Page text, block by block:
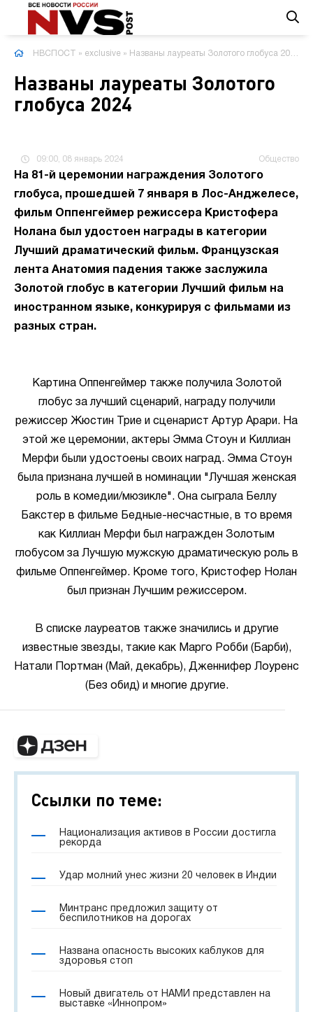
НВСПОСТ » exclusive » Названы лауреаты Золотого глобуса 2024
Названы лауреаты Золотого
глобуса 2024
09:00, 08 январь 2024 Общество
На 81-й церемонии награждения Золотого
глобуса, прошедшей 7 января в Лос-Анджелесе,
фильм Оппенгеймер режиссера Кристофера
Нолана был удостоен награды в категории
Лучший драматический фильм. Французская
лента Анатомия падения также заслужила
Золотой глобус в категории Лучший фильм на
иностранном языке, конкурируя с фильмами из
разных стран.
Картина Оппенгеймер также получила Золотой
глобус за лучший сценарий, награду получили
режиссер Жюстин Трие и сценарист Артур Арари. На
этой же церемонии, актеры Эмма Стоун и Киллиан
Мерфи были удостоены своих наград. Эмма Стоун
была признана лучшей в номинации "Лучшая женская
роль в комедии/мюзикле". Она сыграла Беллу
Бакстер в фильме Бедные-несчастные, в то время
как Киллиан Мерфи был награжден Золотым
глобусом за Лучшую мужскую драматическую роль в
фильме Оппенгеймер. Кроме того, Кристофер Нолан
был признан Лучшим режиссером.
В списке лауреатов также значились и другие
известные звезды, такие как Марго Робби (Барби),
Натали Портман (Май, декабрь), Дженнифер Лоуренс
(Без обид) и многие другие.
Ссылки по теме:
Национализация активов в России достигла
рекорда
Удар молний унес жизни 20 человек в Индии
Минтранс предложил защиту от
беспилотников на дорогах
Названа опасность высоких каблуков для
здоровья стоп
Новый двигатель от НАМИ представлен на
выставке «Иннопром»